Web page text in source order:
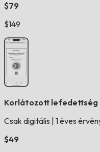
$79
$149
Korlátozott lefedettség
Csak digitális 1 éves
$49